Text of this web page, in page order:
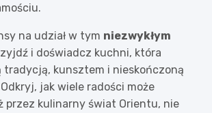
na udział w tym niezwykłym
i doświadcz kuchni, która
tradycją, kunsztem i nieskończoną
jak wiele radości może
przez kulinarny świat Orientu, nie